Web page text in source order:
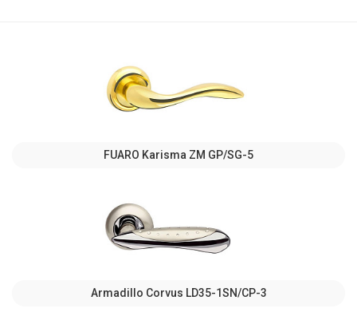
FUARO Karisma ZM GP/SG-5
Armadillo Corvus LD35-1SN/CP-3